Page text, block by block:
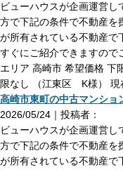
ビューハウスが企画運営
方で下記の条件で不動産を
が所有されている不動産で
すぐにご紹介できますの
エリア 高崎市 希望価格 下
限なし （江東区 K様） 現
高崎市東町の中古マンショ
2026/05/24｜投稿者：
ビューハウスが企画運営
方で下記の条件で不動産を
が所有されている不動産で